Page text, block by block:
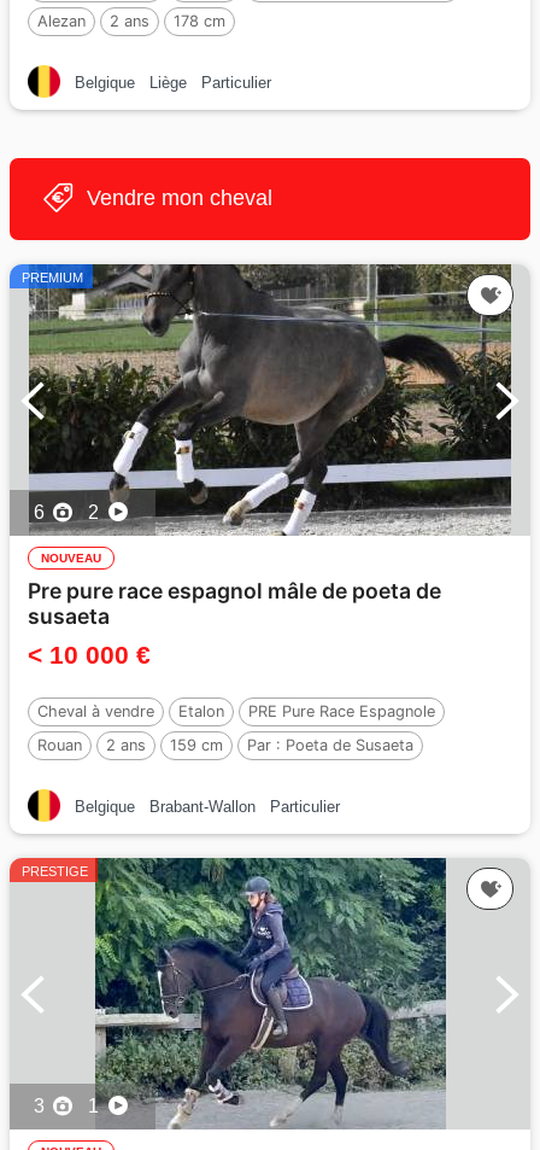
Alezan 2 ans 178 cm
Belgique Liège Particulier
Vendre mon cheval
PREMIUM
6 2
NOUVEAU
Pre pure race espagnol mâle de poeta de
susaeta
< 10 000 €
Cheval à vendre Etalon
PRE Pure Race Espagnole
Rouan
2 ans 159 cm Par : Poeta de Susaeta
Belgique Brabant-Wallon Particulier
PRESTIGE
3 1